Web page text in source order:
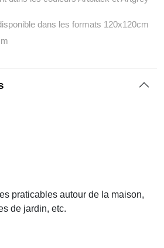
dans les formats 120x120cm
praticables autour de la maison,
de jardin, etc.